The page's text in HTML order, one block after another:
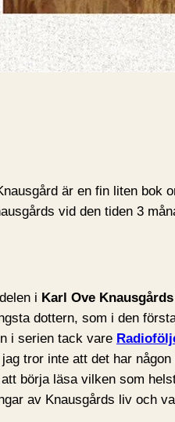
är en fin liten bok
vid den tiden 3
i Karl Ove Knausgårds
dottern, som i den
i serien tack vare
tror inte att det har
börja läsa vilken som
av Knausgårds liv och